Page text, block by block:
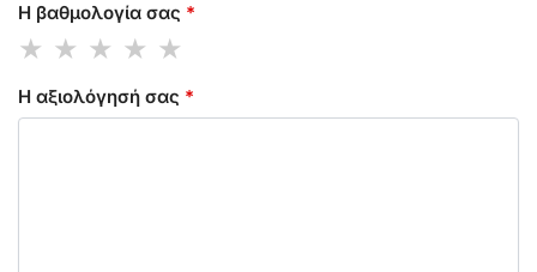
Η βαθμολογία σας *
Η αξιολόγησή σας *